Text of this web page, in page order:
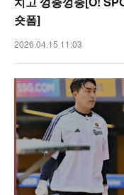
숏폼]
2026.04.15 11:03